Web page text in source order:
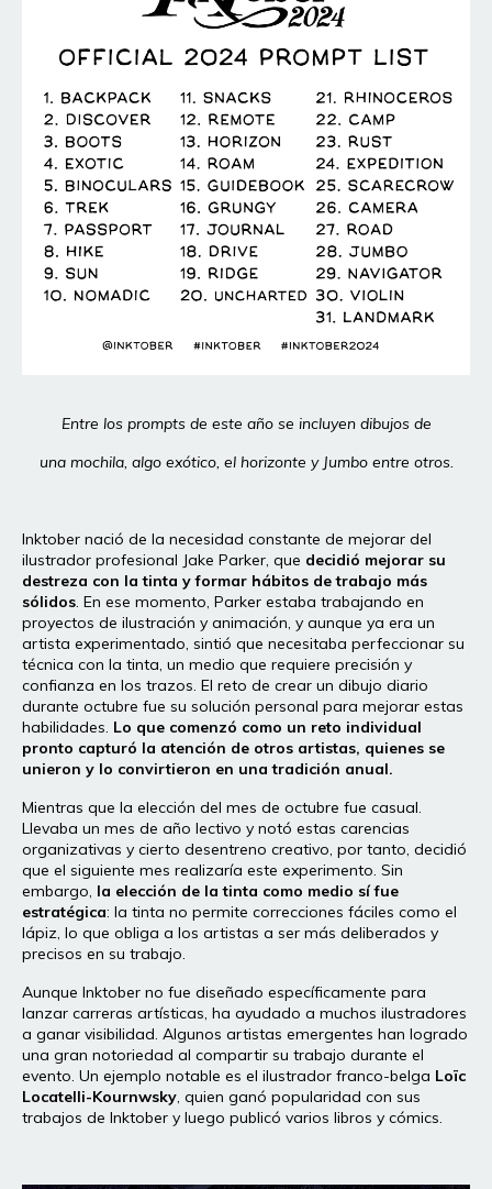
Entre los prompts de este año se incluyen dibujos de
una mochila, algo exótico, el horizonte y Jumbo entre otros.
Inktober nació de la necesidad constante de mejorar del
ilustrador profesional Jake Parker, que decidió mejorar su
destreza con la tinta y formar hábitos de trabajo más
sólidos. En ese momento, Parker estaba trabajando en
proyectos de ilustración y animación, y aunque ya era un
artista experimentado, sintió que necesitaba perfeccionar su
técnica con la tinta, un medio que requiere precisión y
confianza en los trazos. El reto de crear un dibujo diario
durante octubre fue su solución personal para mejorar estas
habilidades. Lo que comenzó como un reto individual
pronto capturó la atención de otros artistas, quienes se
unieron y lo convirtieron en una tradición anual.
Mientras que la elección del mes de octubre fue casual.
Llevaba un mes de año lectivo y notó estas carencias
organizativas y cierto desentreno creativo, por tanto, decidió
que el siguiente mes realizaría este experimento. Sin
embargo, la elección de la tinta como medio sí fue
estratégica: la tinta no permite correcciones fáciles como el
lápiz, lo que obliga a los artistas a ser más deliberados y
precisos en su trabajo.
Aunque Inktober no fue diseñado específicamente para
lanzar carreras artísticas, ha ayudado a muchos ilustradores
a ganar visibilidad. Algunos artistas emergentes han logrado
una gran notoriedad al compartir su trabajo durante el
evento. Un ejemplo notable es el ilustrador franco-belga Loïc
Locatelli-Kournwsky, quien ganó popularidad con sus
trabajos de Inktober y luego publicó varios libros y cómics.